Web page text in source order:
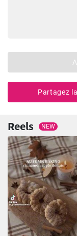
Partagez
Reels NEW